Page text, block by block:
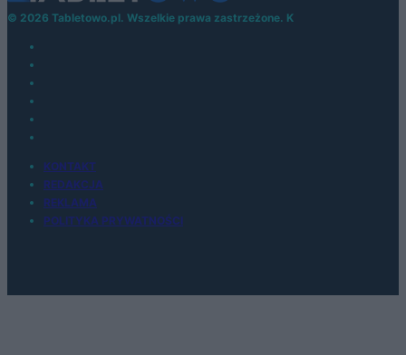
© 2026 Tabletowo.pl. Wszelkie prawa zastrzeżone. K
KONTAKT
REDAKCJA
REKLAMA
POLITYKA PRYWATNOŚCI